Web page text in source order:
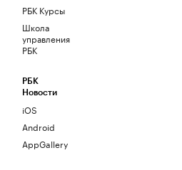
РБК Курсы
Школа
управления
РБК
РБК
Новости
iOS
Android
AppGallery